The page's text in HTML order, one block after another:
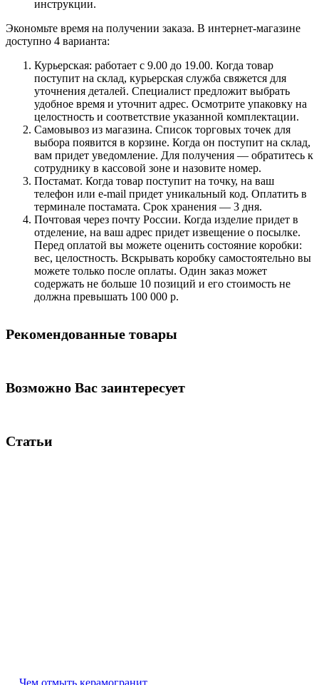
инструкции.
Экономьте время на получении заказа. В интернет-магазине
доступно 4 варианта:
Курьерская: работает с 9.00 до 19.00. Когда товар
поступит на склад, курьерская служба свяжется для
уточнения деталей. Специалист предложит выбрать
удобное время и уточнит адрес. Осмотрите упаковку на
целостность и соответствие указанной комплектации.
Самовывоз из магазина. Список торговых точек для
выбора появится в корзине. Когда он поступит на склад,
вам придет уведомление. Для получения — обратитесь к
сотруднику в кассовой зоне и назовите номер.
Постамат. Когда товар поступит на точку, на ваш
телефон или e-mail придет уникальный код. Оплатить в
терминале постамата. Срок хранения — 3 дня.
Почтовая через почту России. Когда изделие придет в
отделение, на ваш адрес придет извещение о посылке.
Перед оплатой вы можете оценить состояние коробки:
вес, целостность. Вскрывать коробку самостоятельно вы
можете только после оплаты. Один заказ может
содержать не больше 10 позиций и его стоимость не
должна превышать 100 000 р.
Рекомендованные товары
Возможно Вас заинтересует
Статьи
Чем отмыть керамогранит